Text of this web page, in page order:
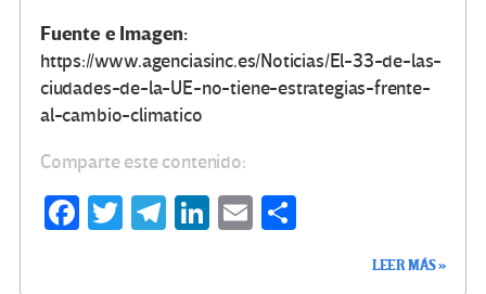
Fuente e Imagen:
https://www.agenciasinc.es/Noticias/El-33-de-las-
ciudades-de-la-UE-no-tiene-estrategias-frente-
al-cambio-climatico
Comparte este contenido:
Fa T
Te Li
E
LEER MÁS »